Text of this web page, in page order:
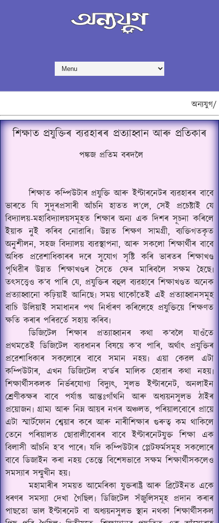
অন্যযুগ/
শিক্ষাত প্ৰযুক্তিৰ ব্যৱহাৰৰ প্ৰত্যাহ্বান আৰু প্ৰতিকাৰ
পঙ্কজ প্ৰতিম বৰদলৈ
শিক্ষাত কম্পিউটাৰ প্ৰযুক্তি আৰু ইণ্টাৰনেটৰ ব্যৱহাৰৰ বাবে
ভাৰতে যি সুদূৰপ্ৰসাৰী আঁচনি হাতত ল’লে, সেই প্ৰচেষ্টাই যে
বিদ্যালয়-মহাবিদ্যালয়সমূহত শিক্ষাৰ অন্য এক দিশৰ সূচনা কৰিলে
ইয়াক নুই কৰিব নোৱাৰি৷ উন্নত শিক্ষণ সামগ্ৰী, ব্যক্তিগতকৃত
অনুশীলন, সহজ বিদ্যালয় ব্যৱস্থাপনা, আৰু সকলো শিক্ষাৰ্থীৰ বাবে
অধিক প্ৰৱেশাধিকাৰৰ দৰে সুযোগ সৃষ্টি কৰি ভাৰতৰ শিক্ষাখণ্ড
পৃথিৱীৰ উন্নত শিক্ষাখণ্ডৰ সৈতে ফেৰ মাৰিবলৈ সক্ষম হৈছে৷
তৎসত্ত্বেও ক’ব পাৰি যে, প্ৰযুক্তিৰ বহুল ব্যৱহাৰে শিক্ষাখণ্ডত অনেক
প্ৰত্যাহ্বানো কঢ়িয়াই আনিছে৷ সময় থাকোঁতেই এই প্ৰত্যাহ্বানসমূহ
বাচি উলিয়াই সমাধানৰ পথ নিৰ্ধাৰণ কৰিলেহে প্ৰযুক্তিয়ে শিক্ষণত
ক্ষতি কৰাৰ পৰিৱৰ্তে সহায় কৰিব৷
ডিজিটেল শিক্ষাৰ প্ৰত্যাহ্বানৰ কথা ক’বলৈ যাওঁতে
প্ৰথমতেই ডিজিটেল ব‍্যৱধানৰ বিষয়ে ক’ব পাৰি, অৰ্থাৎ প্ৰযুক্তিৰ
প্ৰৱেশাধিকাৰ সকলোৰে বাবে সমান নহয়৷ এয়া কেৱল এটা
কম্পিউটাৰ, এখন ডিজিটেল ব’ৰ্ডৰ মালিক হোৱাৰ কথা নহয়৷
শিক্ষাৰ্থীসকলক নিৰ্ভৰযোগ্য বিদ্যুৎ, সুলভ ইণ্টাৰনেট, অনলাইন
শ্ৰেণীকক্ষৰ বাবে পৰ্যাপ্ত আন্তঃগাঁথনি আৰু অধ্যয়নসুলভ ঠাইৰ
প্ৰয়োজন৷ গ্ৰাম্য আৰু নিম্ন আয়ৰ নগৰ অঞ্চলত, পৰিয়ালবোৰে প্ৰায়ে
এটা স্মাৰ্টফোন শ্বেয়াৰ কৰে আৰু নাৰীশিক্ষাৰ গুৰুত্ব কম থাকিলে
তেনে পৰিয়ালত ছোৱালীবোৰৰ বাবে ইণ্টাৰনেটযুক্ত শিক্ষা এক
বিলাসী আঁচনি হ’ব পাৰে৷ যদি কম্পিউটাৰ প্লেটফৰ্মসমূহ সকলোৰে
বাবে ডিজাইন কৰা নহয় তেন্তে বিশেষভাৱে সক্ষম শিক্ষাৰ্থীসকলেও
সমস্যাৰ সন্মুখীন হয়৷
মহামাৰীৰ সময়ত আমেৰিকা যুক্তৰাষ্ট্ৰ আৰু ব্ৰিটেইনত একে
ধৰণৰ সমস্যা দেখা গৈছিল৷ ডিজিটেল সঁজুলিসমূহ প্ৰদান কৰাৰ
পাছতো ভাল ইণ্টাৰনেট বা অধ্যয়নসুলভ স্থান নথকা শিক্ষাৰ্থীসকল